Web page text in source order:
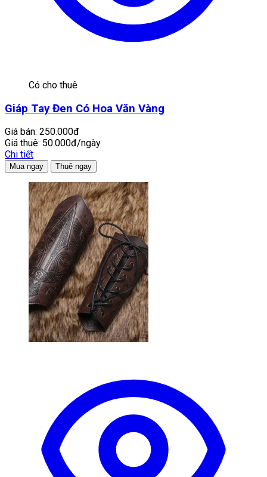
Có cho thuê
Giáp Tay Đen Có Hoa Văn Vàng
Giá bán: 250.000đ
Giá thuê: 50.000đ/ngày
Chi tiết
Mua ngay Thuê ngay